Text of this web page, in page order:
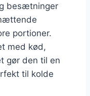
besætninger
portioner.
med kød,
gør den til en
til kolde